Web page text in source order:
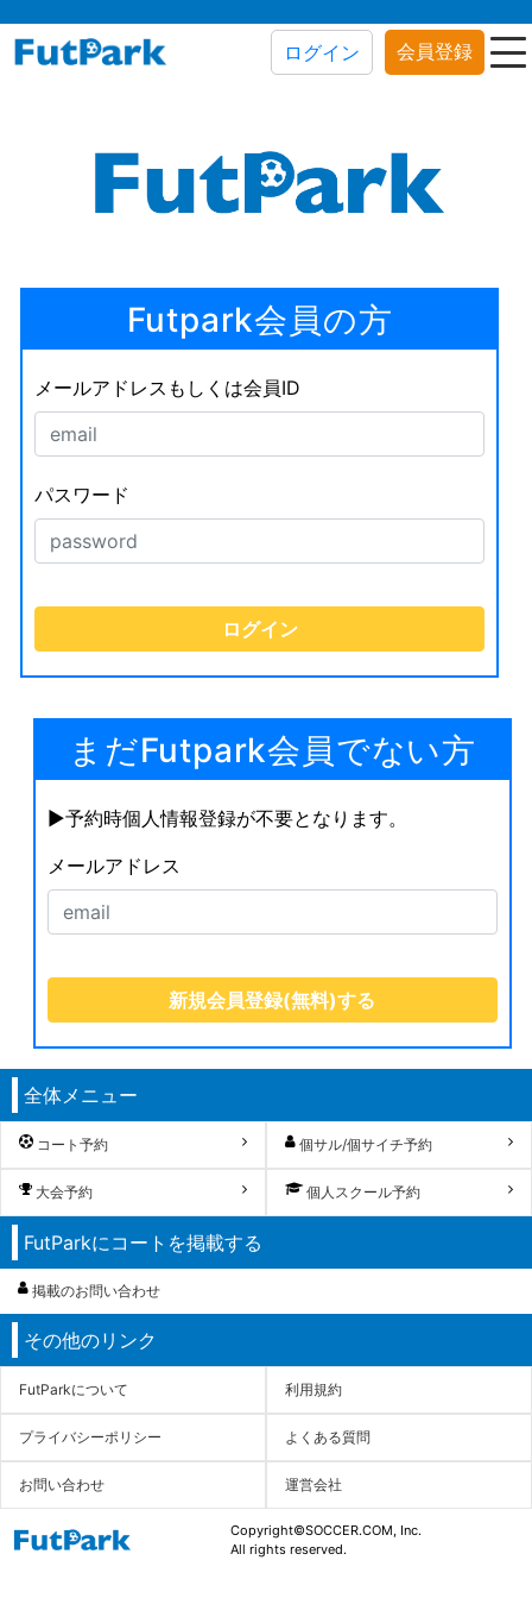
ログイン 会員登録
Futpark会員の方
メールアドレスもしくは会員ID
パスワード
まだFutpark会員でない方
▶︎予約時個人情報登録が不要となります。
メールアドレス
全体メニュー
コート予約 個サル/個サイチ予約
大会予約 個人スクール予約
FutParkにコートを掲載する
掲載のお問い合わせ
その他のリンク
FutParkについて 利用規約
プライバシーポリシー よくある質問
お問い合わせ 運営会社
Copyright©SOCCER.COM, Inc.
All rights reserved.